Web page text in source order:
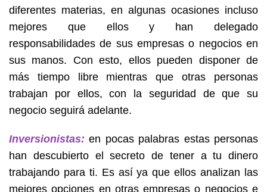
diferentes materias, en algunas ocasiones incluso
mejores que ellos y han delegado
responsabilidades de sus empresas o negocios en
sus manos. Con esto, ellos pueden disponer de
más tiempo libre mientras que otras personas
trabajan por ellos, con la seguridad de que su
negocio seguirá adelante.
Inversionistas: en pocas palabras estas personas
han descubierto el secreto de tener a tu dinero
trabajando para ti. Es así ya que ellos analizan las
mejores opciones en otras empresas o negocios e